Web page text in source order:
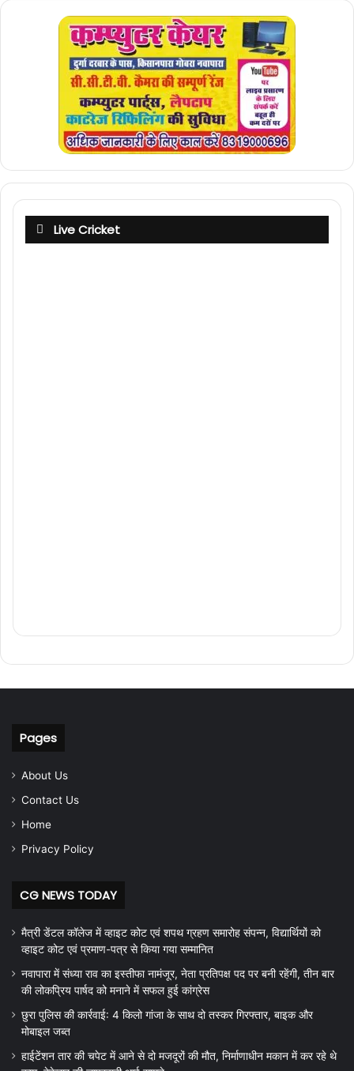
Live Cricket
Pages
About Us
Contact Us
Home
Privacy Policy
CG NEWS TODAY
मैत्री डेंटल कॉलेज में व्हाइट कोट एवं शपथ ग्रहण समारोह संपन्न, विद्यार्थियों को
व्हाइट कोट एवं प्रमाण-पत्र से किया गया सम्मानित
नवापारा में संध्या राव का इस्तीफा नामंजूर, नेता प्रतिपक्ष पद पर बनी रहेंगी, तीन बार
की लोकप्रिय पार्षद को मनाने में सफल हुई कांग्रेस
छुरा पुलिस की कार्रवाई: 4 किलो गांजा के साथ दो तस्कर गिरफ्तार, बाइक और
मोबाइल जब्त
हाईटेंशन तार की चपेट में आने से दो मजदूरों की मौत, निर्माणाधीन मकान में कर रहे थे